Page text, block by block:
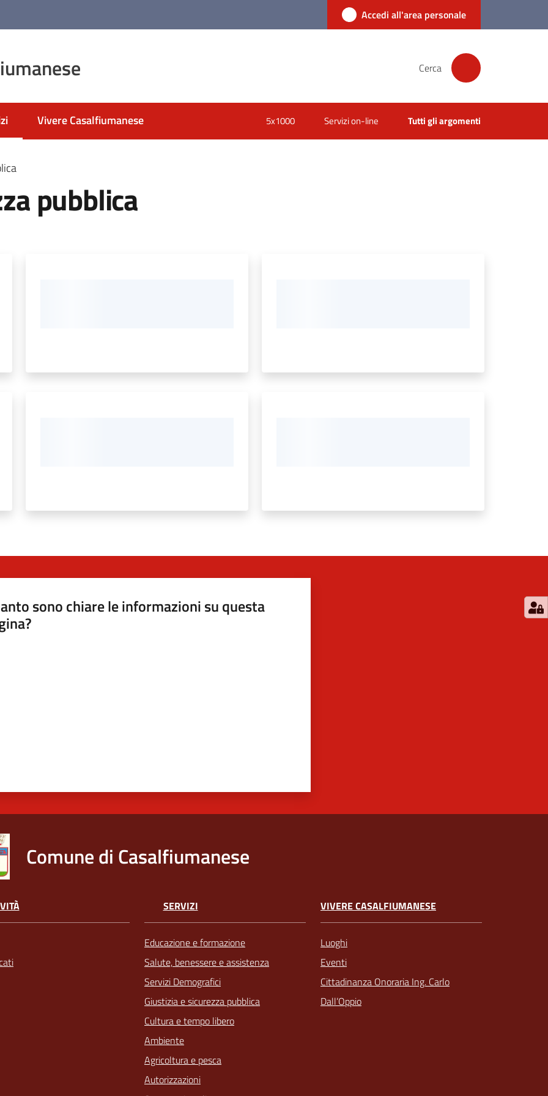
Accedi all'area personale
Cerca
selezionatoVivere Casalfiumanese 5x1000 Servizi on-line Tutti gli argomenti
pubblica
sono chiare le informazioni su questa
Comune di Casalfiumanese
SERVIZI
Educazione e formazione
Salute, benessere e assistenza
Servizi Demografici
Giustizia e sicurezza pubblica
Cultura e tempo libero
Ambiente
Agricoltura e pesca
Autorizzazioni
VIVERE CASALFIUMANESE
Luoghi
Eventi
Cittadinanza Onoraria Ing. Carlo
Dall’Oppio